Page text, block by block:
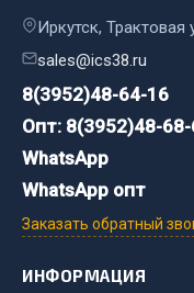
Chevron
Cosmo
Весь раздел
Хозтовары
Горелки, баллоны,
Иркутск, Трактовая
sales@ics38.ru
8(3952)48-64-16
Опт: 8(3952)48-
WhatsApp
WhatsApp опт
Заказать обратный
ИНФОРМАЦИЯ